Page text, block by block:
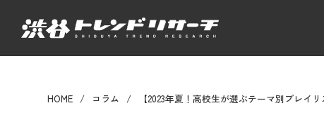
HOME コラム 【2023年夏！高校生が選ぶテーマ別プレイ